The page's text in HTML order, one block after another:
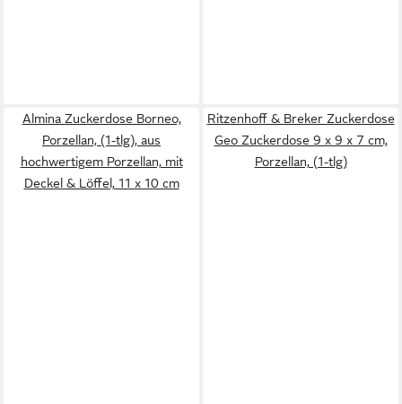
Almina Zuckerdose Borneo,
Porzellan, (1-tlg), aus
hochwertigem Porzellan, mit
Deckel & Löffel, 11 x 10 cm
Ritzenhoff & Breker Zuckerdose
Geo Zuckerdose 9 x 9 x 7 cm,
Porzellan, (1-tlg)